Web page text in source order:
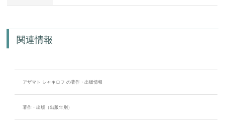
関連情報
アザマト シャキロフ の著作・出版情報
著作・出版（出版年別）